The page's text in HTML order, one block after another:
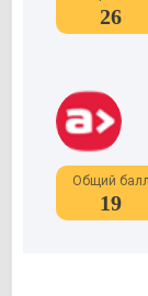
26
Общий балл
19